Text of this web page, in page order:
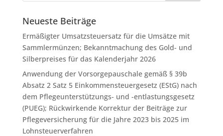
Neueste Beiträge
Ermäßigter Umsatzsteuersatz für die Umsätze mit
Sammlermünzen; Bekanntmachung des Gold- und
Silberpreises für das Kalenderjahr 2026
Anwendung der Vorsorgepauschale gemäß § 39b
Absatz 2 Satz 5 Einkommensteuergesetz (EStG) nach
dem Pflegeunterstützungs- und -entlastungsgesetz
(PUEG); Rückwirkende Korrektur der Beiträge zur
Pflegeversicherung für die Jahre 2023 bis 2025 im
Lohnsteuerverfahren